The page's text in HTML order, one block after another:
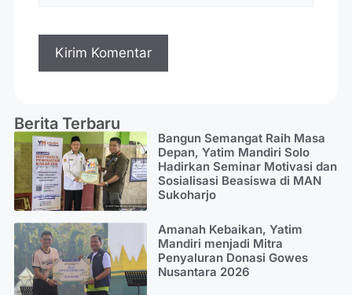
Berita Terbaru
Bangun Semangat Raih Masa
Depan, Yatim Mandiri Solo
Hadirkan Seminar Motivasi dan
Sosialisasi Beasiswa di MAN
Sukoharjo
Amanah Kebaikan, Yatim
Mandiri menjadi Mitra
Penyaluran Donasi Gowes
Nusantara 2026